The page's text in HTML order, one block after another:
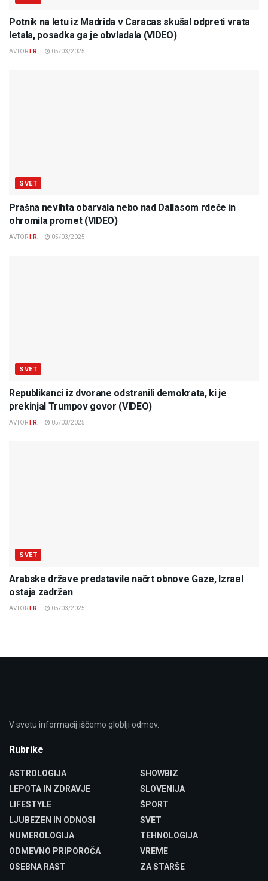
Potnik na letu iz Madrida v Caracas skušal odpreti vrata
letala, posadka ga je obvladala (VIDEO)
AVTOR I.R. 05/03/2025
SVET
Prašna nevihta obarvala nebo nad Dallasom rdeče in
ohromila promet (VIDEO)
AVTOR I.R. 05/03/2025
SVET
Republikanci iz dvorane odstranili demokrata, ki je
prekinjal Trumpov govor (VIDEO)
AVTOR I.R. 05/03/2025
SVET
Arabske države predstavile načrt obnove Gaze, Izrael
ostaja zadržan
AVTOR I.R. 05/03/2025
V svetu informacij iščemo globlji odmev.
Rubrike
ASTROLOGIJA
LEPOTA IN ZDRAVJE
LIFESTYLE
LJUBEZEN IN ODNOSI
NUMEROLOGIJA
ODMEVNO PRIPOROČA
OSEBNA RAST
SHOWBIZ
SLOVENIJA
ŠPORT
SVET
TEHNOLOGIJA
VREME
ZA STARŠE